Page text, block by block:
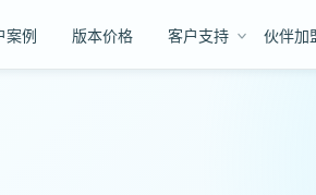
案例 版本价格 客户支持 伙伴加